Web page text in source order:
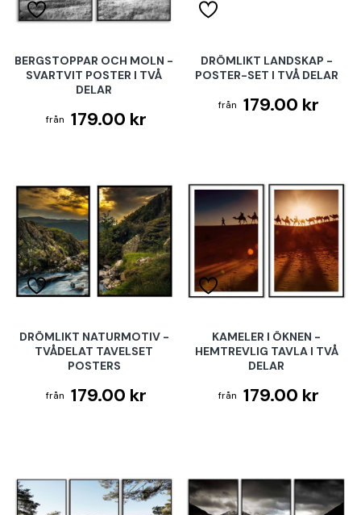
BERGSTOPPAR OCH MOLN -
SVARTVIT POSTER I TVÅ
DELAR
179.00 kr
DRÖMLIKT LANDSKAP -
POSTER-SET I TVÅ DELAR
179.00 kr
DRÖMLIKT NATURMOTIV -
TVÅDELAT TAVELSET
POSTERS
179.00 kr
KAMELER I ÖKNEN -
HEMTREVLIG TAVLA I TVÅ
DELAR
179.00 kr